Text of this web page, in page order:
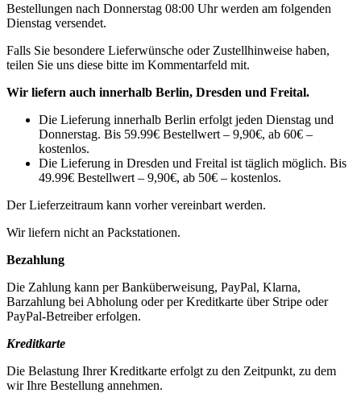
Bestellungen nach Donnerstag 08:00 Uhr werden am folgenden
Dienstag versendet.
Falls Sie besondere Lieferwünsche oder Zustellhinweise haben,
teilen Sie uns diese bitte im Kommentarfeld mit.
Wir liefern auch innerhalb Berlin, Dresden und Freital.
Die Lieferung innerhalb Berlin erfolgt jeden Dienstag und
Donnerstag. Bis 59.99€ Bestellwert – 9,90€, ab 60€ –
kostenlos.
Die Lieferung in Dresden und Freital ist täglich möglich. Bis
49.99€ Bestellwert – 9,90€, ab 50€ – kostenlos.
Der Lieferzeitraum kann vorher vereinbart werden.
Wir liefern nicht an Packstationen.
Bezahlung
Die Zahlung kann per Banküberweisung, PayPal, Klarna,
Barzahlung bei Abholung oder per Kreditkarte über Stripe oder
PayPal-Betreiber erfolgen.
Kreditkarte
Die Belastung Ihrer Kreditkarte erfolgt zu den Zeitpunkt, zu dem
wir Ihre Bestellung annehmen.